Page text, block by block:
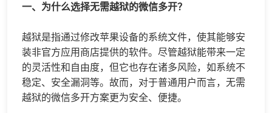
一、为什么选择无需越狱的微信多开？
越狱是指通过修改苹果设备的系统文件，使其能够安
装非官方应用商店提供的软件。尽管越狱能带来一定
的灵活性和自由度，但它也存在诸多风险，如系统不
稳定、安全漏洞等。故而，对于普通用户而言，无需
越狱的微信多开方案更为安全、便捷。